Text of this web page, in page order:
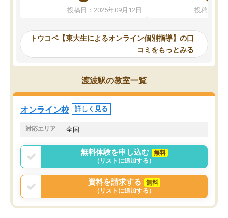
か、オプションは付帯するかなど選ぶ
事が出来ました。
ーティングを行い、その講師で良いか
見てから講師を決定する事ができま
す。
うちの子は、初回面談の講師の方で決
オンラインツールを使用した単語帳の
共有があり宿題もそちらで出される形
でした。
言う事で講師変更の申し出があり、あ
まりに短期での変更だった為、塾に通
う事にして退会しました。遅れも取り
戻せ、授業内容や講師の方は良かった
と思います。
投稿日：2025年09月12日
めれるので、個人に合
いなのがあり(有料)、受
ことをどんなスケジュー
くか相談したのですが、
ち期待したものではなく
くなってきたようなので
投稿日：
トウコベ【東大生によるオンライン個別指導】の口
コミをもっとみる
渡波駅の教室一覧
オンライン校 詳しく見る
対応エリア 全国
無料体験を申し込む
無料
（リストに追加する）
資料を請求する
無料
（リストに追加する）